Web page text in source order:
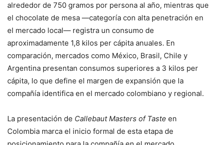
alrededor de 750 gramos por persona al año, mientras que
el chocolate de mesa —categoría con alta penetración en
el mercado local— registra un consumo de
aproximadamente 1,8 kilos per cápita anuales. En
comparación, mercados como México, Brasil, Chile y
Argentina presentan consumos superiores a 3 kilos per
cápita, lo que define el margen de expansión que la
compañía identifica en el mercado colombiano y regional.
La presentación de Callebaut Masters of Taste en
Colombia marca el inicio formal de esta etapa de